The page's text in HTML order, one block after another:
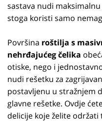
sastava nudi
stoga koristi samo
Površina roštilja s
nehrđajućeg čelika
otiske, nego i
nudi rešetku za
postavljenu u stražnjem
glavne rešetke. Ovdje
delicije koje želite